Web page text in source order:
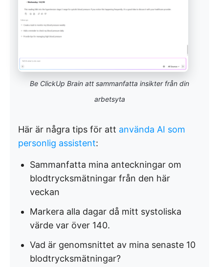
Be ClickUp Brain att sammanfatta insikter från din
arbetsyta
Här är några tips för att använda AI som
personlig assistent:
Sammanfatta mina anteckningar om
blodtrycksmätningar från den här
veckan
Markera alla dagar då mitt systoliska
värde var över 140.
Vad är genomsnittet av mina senaste 10
blodtrycksmätningar?